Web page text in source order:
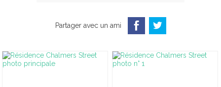
Partager avec un ami